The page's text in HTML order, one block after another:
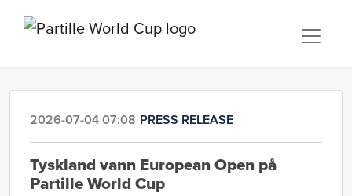
2026-07-04 07:08 PRESS RELEASE
Tyskland vann European Open på
Partille World Cup